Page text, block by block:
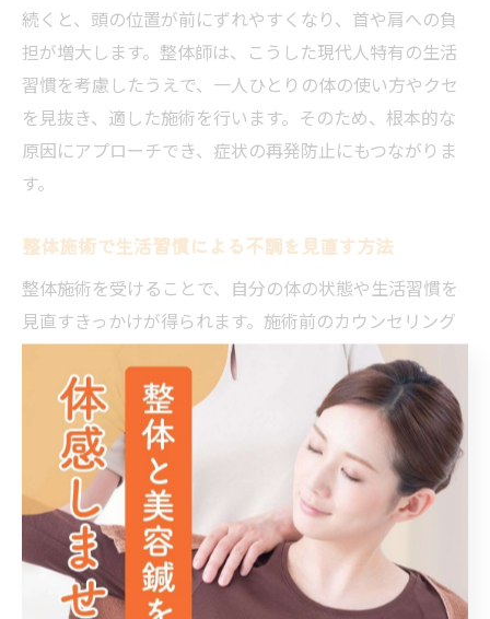
続くと、頭の位置が前にずれやすくなり、首や肩への負
担が増大します。整体師は、こうした現代人特有の生活
習慣を考慮したうえで、一人ひとりの体の使い方やクセ
を見抜き、適した施術を行います。そのため、根本的な
原因にアプローチでき、症状の再発防止にもつながりま
す。
整体施術で生活習慣による不調を見直す方法
整体施術を受けることで、自分の体の状態や生活習慣を
見直すきっかけが得られます。施術前のカウンセリング
やアフターケアのアドバイスを通じて、普段の姿勢や動
作のクセ、運動不足、睡眠の質など、日常生活に潜む不
調のリスク要素が明確になります。
具体的には、整体師から正しい座り方や立ち方、簡単に
できるストレッチ方法、無理のない運動習慣などを提案
されることが多いです。福岡市博多区西春町の整体院で
も、利用者のライフスタイルに合わせたセルフケア指導
が充実しています。こうした日々の習慣を少しずつ見直